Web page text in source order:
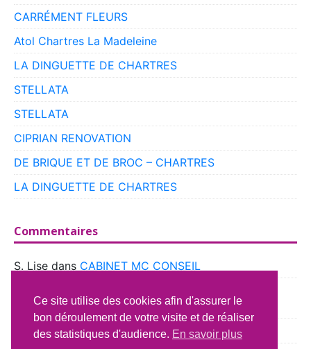
CARRÉMENT FLEURS
Atol Chartres La Madeleine
LA DINGUETTE DE CHARTRES
STELLATA
STELLATA
CIPRIAN RENOVATION
DE BRIQUE ET DE BROC – CHARTRES
LA DINGUETTE DE CHARTRES
Commentaires
S. Lise dans CABINET MC CONSEIL
BEAUCE
Richard LaverydansATELIER DU CAMPING CAR
Ce site utilise des cookies afin d'assurer le
bon déroulement de votre visite et de réaliser
des statistiques d'audience. En savoir plus